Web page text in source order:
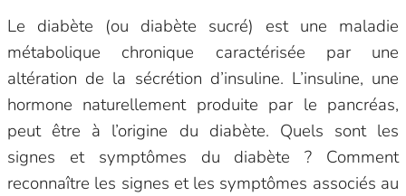
Le diabète (ou diabète sucré) est une maladie
métabolique chronique caractérisée par une
altération de la sécrétion d’insuline. L’insuline, une
hormone naturellement produite par le pancréas,
peut être à l’origine du diabète. Quels sont les
signes et symptômes du diabète ? Comment
reconnaître les signes et les symptômes associés au